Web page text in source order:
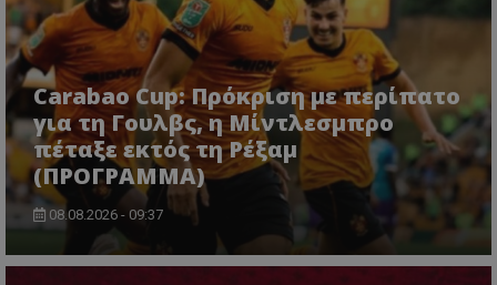
Carabao Cup: Πρόκριση με περίπατο
για τη Γουλβς, η Μίντλεσμπρο
πέταξε εκτός τη Ρέξαμ
(ΠΡΟΓΡΑΜΜΑ)
08.08.2026 - 09:37